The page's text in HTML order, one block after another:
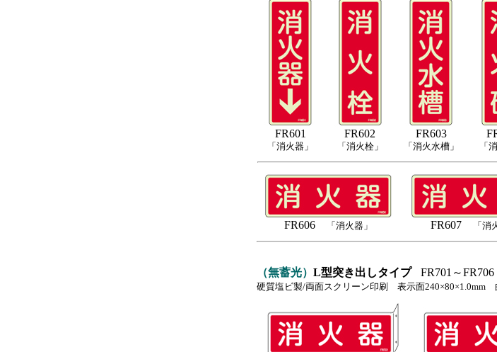
FR601
「消火器」
FR602
「消火栓」
FR603
「消火水槽」 「
FR606 「消火器」 FR607 「消
（無蓄光） L型突き出しタイプ FR701～FR706
硬質塩ビ製/両面スクリーン印刷 表示面240×80×1.0mm